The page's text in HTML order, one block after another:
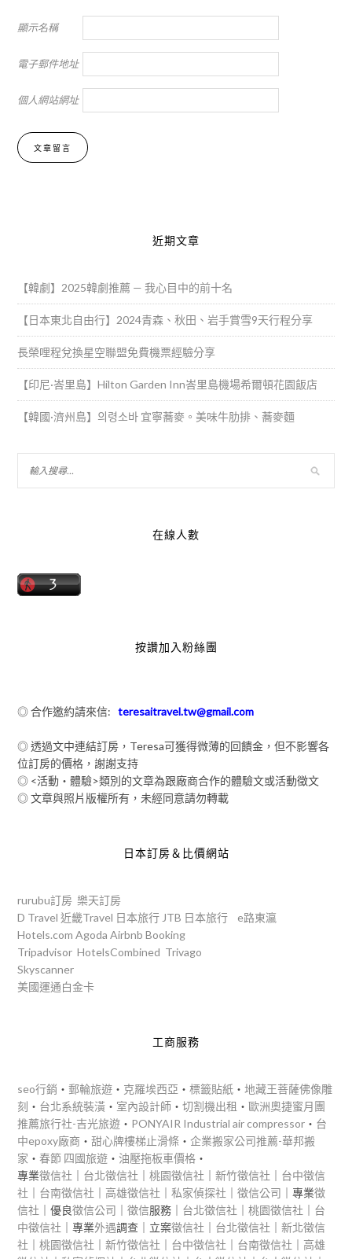
顯示名稱
電子郵件地址
個人網站網址
近期文章
【韓劇】2025韓劇推薦 — 我心目中的前十名
【日本東北自由行】2024青森、秋田、岩手賞雪9天行程分享
長榮哩程兌換星空聯盟免費機票經驗分享
【印尼·峇里島】Hilton Garden Inn峇里島機場希爾頓花園飯店
【韓國·濟州島】의령소바 宜寧蕎麥。美味牛肋排、蕎麥麵
在線人數
按讚加入粉絲團
◎ 合作邀約請來信:teresaitravel.tw@gmail.com
◎ 透過文中連結訂房，Teresa可獲得微薄的回饋金，但不影響各
位訂房的價格，謝謝支持
◎ <活動‧體驗>類別的文章為跟廠商合作的體驗文或活動徵文
◎ 文章與照片版權所有，未經同意請勿轉載
日本訂房＆比價網站
rurubu訂房 樂天訂房
D Travel 近畿Travel 日本旅行 JTB 日本旅行
e路東瀛
Hotels.com Agoda Airbnb Booking
Tripadvisor HotelsCombined Trivago
Skyscanner
美國運通白金卡
工商服務
seo行銷 ‧郵輪旅遊 ‧ 克羅埃西亞 ‧標籤貼紙 ‧地藏王菩薩佛像雕
刻 ‧ 台北系統裝潢 ‧ 室內設計師 ‧切割機出租 ‧歐洲奧捷蜜月團
推薦旅行社-吉光旅遊 ‧ PONYAIR Industrial air compressor ‧ 台
中epoxy廠商 ‧甜心牌樓梯止滑條 ‧企業搬家公司推薦-華邦搬
家 ‧春節 四國旅遊 ‧ 油壓拖板車價格 ‧
專業徵信社 台北徵信社 ｜桃園徵信社 ｜新竹徵信社
台中徵信
社
台南徵信社 高雄徵信社 ｜私家偵探社 ｜徵信公司 ｜專業徵
信社 ｜優良徵信公司 ｜徵信服務｜ 台北徵信社 ｜桃園徵信社
台
中徵信社 ｜專業外遇調查｜立案徵信社 台北徵信社 ｜新北徵信
社 ｜桃園徵信社 ｜新竹徵信社 台中徵信社 台南徵信社
高雄